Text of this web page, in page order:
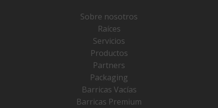
Sobre nosotros
Raíces
Servicios
Productos
Partners
Packaging
Barricas Vacías
Barricas Premium